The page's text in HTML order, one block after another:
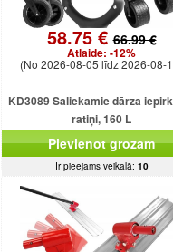
58.75 €66.99 €
Atlaide: -12%
(No 2026-08-05 līdz 2026-08-
KD3089 Saliekamie dārza
ratiņi, 160 L
Pievienot grozam
Ir pieejams veikalā: 10